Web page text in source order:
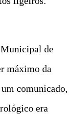
Municipal de
máximo da
comunicado,
era